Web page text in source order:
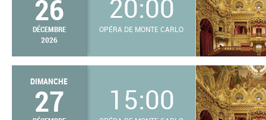
26
DÉCEMBRE
2026
20:00
OPÉRA DE MONTE CARLO
DIMANCHE
27 15:00